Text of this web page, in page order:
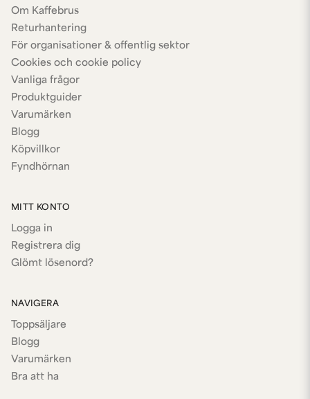
Om Kaffebrus
Returhantering
För organisationer & offentlig sektor
Cookies och cookie policy
Vanliga frågor
Produktguider
Varumärken
Blogg
Köpvillkor
Fyndhörnan
MITT KONTO
Logga in
Registrera dig
Glömt lösenord?
NAVIGERA
Toppsäljare
Blogg
Varumärken
Bra att ha